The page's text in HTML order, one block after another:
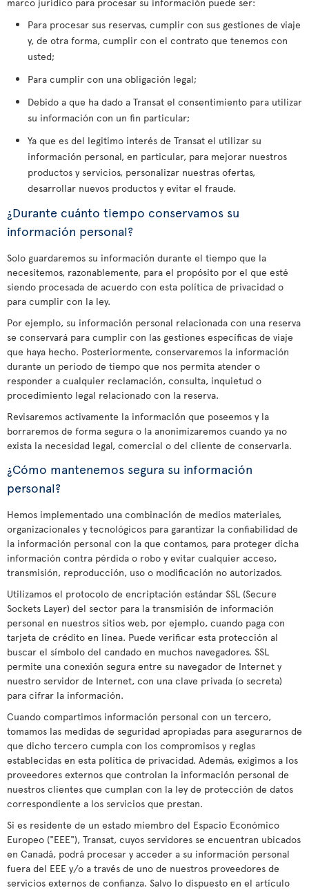
Para procesar sus reservas, cumplir con sus gestiones de viaje
y, de otra forma, cumplir con el contrato que tenemos con
usted;
Para cumplir con una obligación legal;
Debido a que ha dado a Transat el consentimiento para utilizar
su información con un fin particular;
Ya que es del legitimo interés de Transat el utilizar su
información personal, en particular, para mejorar nuestros
productos y servicios, personalizar nuestras ofertas,
desarrollar nuevos productos y evitar el fraude.
¿Durante cuánto tiempo conservamos su
información personal?
Solo guardaremos su información durante el tiempo que la
necesitemos, razonablemente, para el propósito por el que esté
siendo procesada de acuerdo con esta política de privacidad o
para cumplir con la ley.
Por ejemplo, su información personal relacionada con una reserva
se conservará para cumplir con las gestiones específicas de viaje
que haya hecho. Posteriormente, conservaremos la información
durante un periodo de tiempo que nos permita atender o
responder a cualquier reclamación, consulta, inquietud o
procedimiento legal relacionado con la reserva.
Revisaremos activamente la información que poseemos y la
borraremos de forma segura o la anonimizaremos cuando ya no
exista la necesidad legal, comercial o del cliente de conservarla.
¿Cómo mantenemos segura su información
personal?
Hemos implementado una combinación de medios materiales,
organizacionales y tecnológicos para garantizar la confiabilidad de
la información personal con la que contamos, para proteger dicha
información contra pérdida o robo y evitar cualquier acceso,
transmisión, reproducción, uso o modificación no autorizados.
Utilizamos el protocolo de encriptación estándar SSL (Secure
Sockets Layer) del sector para la transmisión de información
personal en nuestros sitios web, por ejemplo, cuando paga con
tarjeta de crédito en línea. Puede verificar esta protección al
buscar el símbolo del candado en muchos navegadores. SSL
permite una conexión segura entre su navegador de Internet y
nuestro servidor de Internet, con una clave privada (o secreta)
para cifrar la información.
Cuando compartimos información personal con un tercero,
tomamos las medidas de seguridad apropiadas para asegurarnos de
que dicho tercero cumpla con los compromisos y reglas
establecidas en esta política de privacidad. Además, exigimos a los
proveedores externos que controlan la información personal de
nuestros clientes que cumplan con la ley de protección de datos
correspondiente a los servicios que prestan.
Si es residente de un estado miembro del Espacio Económico
Europeo ("EEE"), Transat, cuyos servidores se encuentran ubicados
en Canadá, podrá procesar y acceder a su información personal
fuera del EEE y/o a través de uno de nuestros proveedores de
servicios externos de confianza. Salvo lo dispuesto en el artículo